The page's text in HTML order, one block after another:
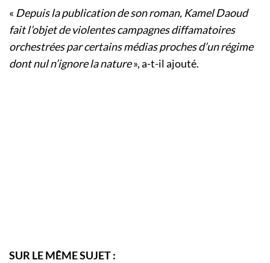
« Depuis la publication de son roman, Kamel Daoud
fait l’objet de violentes campagnes diffamatoires
orchestrées par certains médias proches d’un régime
dont nul n’ignore la nature», a-t-il ajouté.
SUR LE MÊME SUJET :